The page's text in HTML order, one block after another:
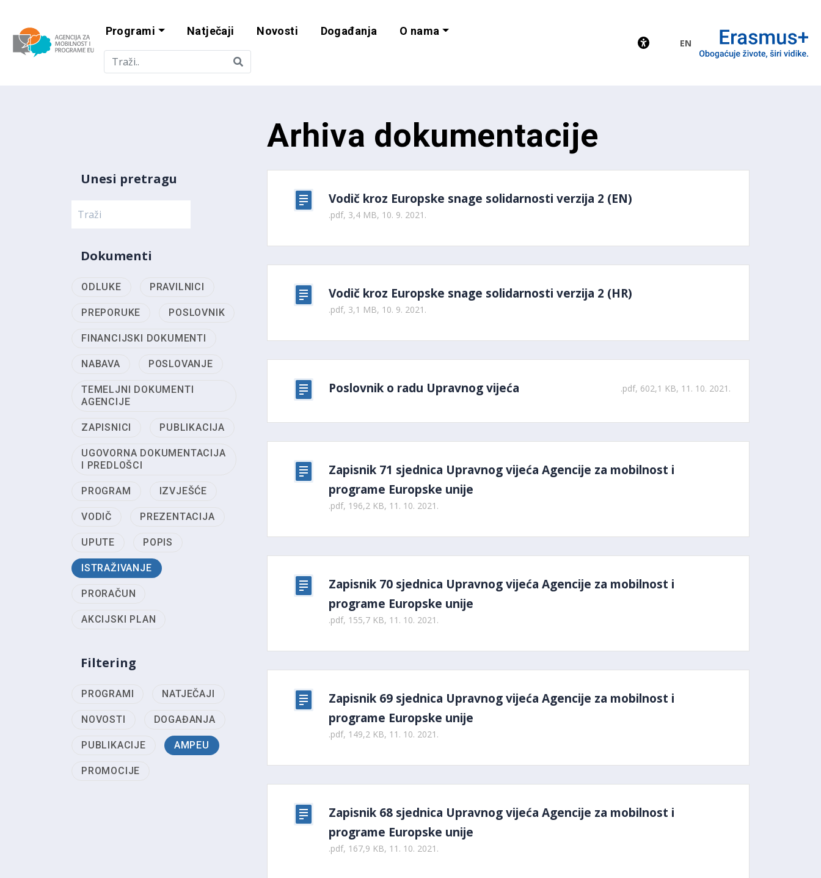
Agencija za mobilnost i programe EU
Programi Natječaji Novosti Događanja O nama
EN
Unesi pretragu
Dokumenti
ODLUKE PRAVILNICI
PREPORUKE POSLOVNIK
FINANCIJSKI DOKUMENTI
NABAVA POSLOVANJE
TEMELJNI DOKUMENTI
AGENCIJE
ZAPISNICI PUBLIKACIJA
UGOVORNA DOKUMENTACIJA
I PREDLOŠCI
PROGRAM IZVJEŠĆE
VODIČ PREZENTACIJA
UPUTE POPIS
ISTRAŽIVANJE
PRORAČUN
AKCIJSKI PLAN
Filtering
PROGRAMI NATJEČAJI
NOVOSTI DOGAĐANJA
PUBLIKACIJE AMPEU
PROMOCIJE
Arhiva dokumentacije
Vodič kroz Europske snage solidarnosti verzija 2 (EN)
.pdf, 3,4 MB, 10. 9. 2021.
Vodič kroz Europske snage solidarnosti verzija 2 (HR)
.pdf, 3,1 MB, 10. 9. 2021.
Poslovnik o radu Upravnog vijeća .pdf, 602,1 KB, 11. 10. 2021.
Zapisnik 71 sjednica Upravnog vijeća Agencije za mobilnost i
programe Europske unije
.pdf, 196,2 KB, 11. 10. 2021.
Zapisnik 70 sjednica Upravnog vijeća Agencije za mobilnost i
programe Europske unije
.pdf, 155,7 KB, 11. 10. 2021.
Zapisnik 69 sjednica Upravnog vijeća Agencije za mobilnost i
programe Europske unije
.pdf, 149,2 KB, 11. 10. 2021.
Zapisnik 68 sjednica Upravnog vijeća Agencije za mobilnost i
programe Europske unije
.pdf, 167,9 KB, 11. 10. 2021.